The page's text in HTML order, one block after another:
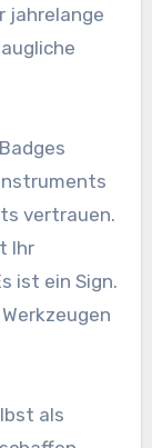
jahrelange
vertrauen.
Ihr
ist ein Sign.
als